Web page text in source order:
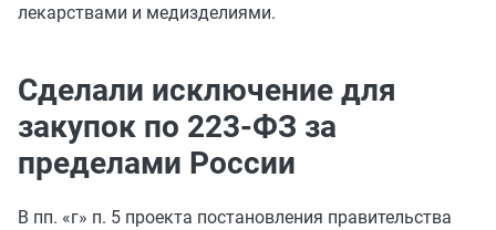
лекарствами и медизделиями.
Сделали исключение для
закупок по 223-ФЗ за
пределами России
В пп. «г» п. 5 проекта постановления правительства